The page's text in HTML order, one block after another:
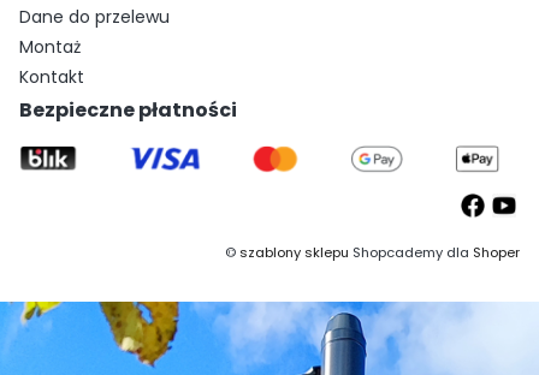
Dane do przelewu
Montaż
Kontakt
Bezpieczne płatności
©szablony sklepu Shopcademy dla Shoper